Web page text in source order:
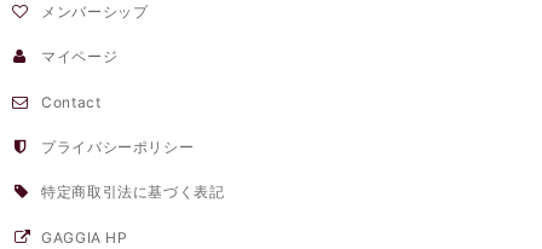
メンバーシップ
マイページ
Contact
プライバシーポリシー
特定商取引法に基づく表記
GAGGIA HP